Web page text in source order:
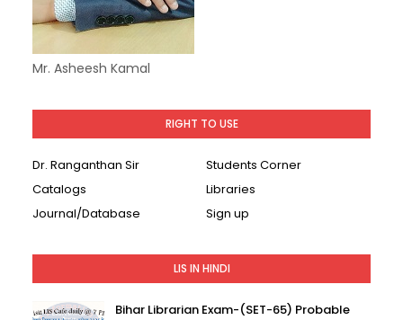
Mr. Asheesh Kamal
RIGHT TO USE
Dr. Ranganthan Sir
Students Corner
Catalogs
Libraries
Journal/Database
Sign up
LIS IN HINDI
Bihar Librarian Exam-(SET-65) Probable